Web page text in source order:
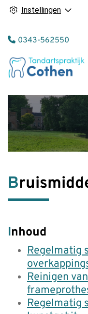
Instellingen
Tel:
0343-562550
Inhoud
Regelmatig
Reinigen
Regelmatig